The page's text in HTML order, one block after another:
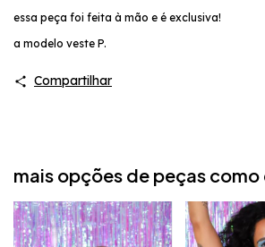
essa peça foi feita à mão e é exclusiva!
a modelo veste P.
Compartilhar
mais opções de peças como